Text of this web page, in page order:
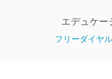
エデュケー
フリーダイヤル